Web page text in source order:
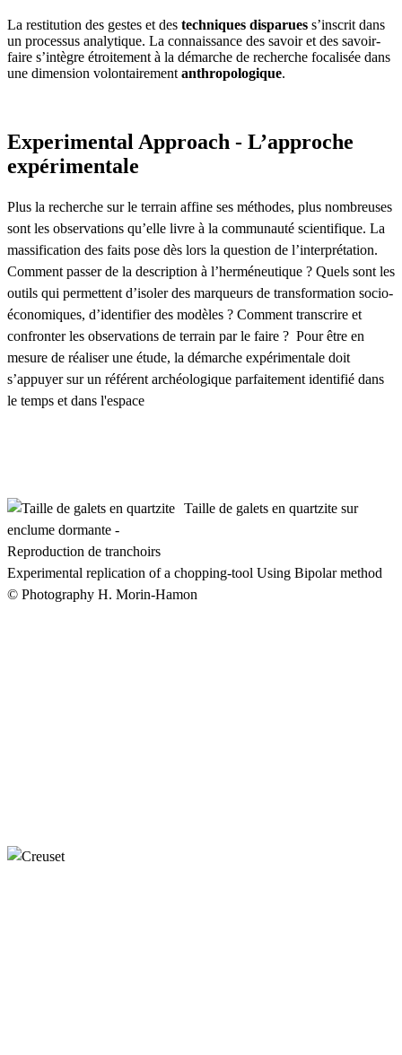
La restitution des gestes et des techniques disparues s’inscrit dans
un processus analytique. La connaissance des savoir et des savoir-
faire s’intègre étroitement à la démarche de recherche focalisée dans
une dimension volontairement anthropologique.
Experimental Approach - L’approche
expérimentale
Plus la recherche sur le terrain affine ses méthodes, plus nombreuses
sont les observations qu’elle livre à la communauté scientifique. La
massification des faits pose dès lors la question de l’interprétation.
Comment passer de la description à l’herméneutique ? Quels sont les
outils qui permettent d’isoler des marqueurs de transformation socio-
économiques, d’identifier des modèles ? Comment transcrire et
confronter les observations de terrain par le faire ? Pour être en
mesure de réaliser une étude, la démarche expérimentale doit
s’appuyer sur un référent archéologique parfaitement identifié dans
le temps et dans l'espace
Taille de galets en quartzite sur
enclume dormante -
Reproduction de tranchoirs
Experimental replication of a chopping-tool Using Bipolar method
© Photography H. Morin-Hamon